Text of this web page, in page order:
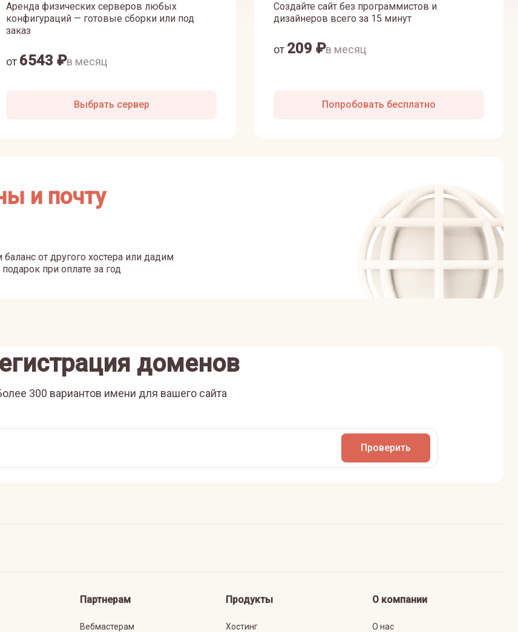
Аренда физических серверов любых
конфигураций — готовые сборки или под
заказ
от 6543 ₽в месяц
Выбрать сервер
Создайте сайт без программистов и
дизайнеров всего за 15 минут
от 209 ₽в месяц
Попробовать бесплатно
и почту
от другого хостера или дадим
при оплате за год
доменов
300 вариантов имени для вашего сайта
Проверить
Партнерам
Вебмастерам
Продукты
Хостинг
О компании
О нас